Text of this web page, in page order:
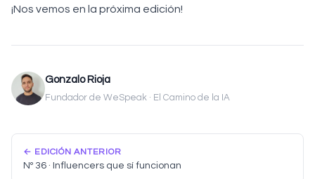
¡Nos vemos en la próxima edición!
Gonzalo Rioja
Fundador de WeSpeak · El Camino de la IA
← EDICIÓN ANTERIOR
Nº 36 · Influencers que sí funcionan